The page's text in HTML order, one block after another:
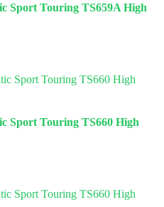
Sport Touring TS659A High
Sport Touring TS660 High